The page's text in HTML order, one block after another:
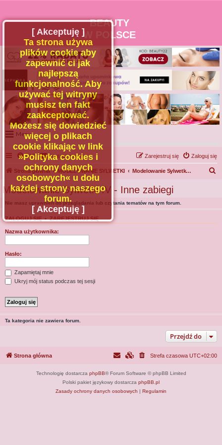
BEAUTY
W POLSCE
Menu
Portal
Facebook
Regulamin
Zapytaj administratora
Kontakt
FAQ Kontakt z nami Zaloguj się
Zarejestruj się
Strona główna MODELOWANIE SYLWETKI Modelowanie Sylwetki IV - Inne zabiegi
Modelowanie Sylwetki IV - Inne zabiegi
Nie masz uprawnień do przeglądania lub czytania tematów na tym forum.
ZALOGUJ SIĘ•ZAREJESTRUJ SIĘ
Nazwa użytkownika:
Hasło:
Zapamiętaj mnie
Ukryj mój status podczas tej sesji
Ta kategoria nie zawiera forum.
Przejdź do
[ Akceptuję ]
Ta strona używa
plików cookie aby
zapewnić ci jak
najlepszą
funkcjonalność. Aby
używać tej witryny
musisz ten fakt
zaakceptować.
Możesz się dowiedzieć
więcej o plikach
cookie klikając w link
»Polityka cookies i
ochrony danych
osobowych« u dołu
każdej strony naszego
forum.
[ Akceptuję ]
Strona główna Strefa czasowa UTC+02:00
Technologię dostarcza phpBB® Forum Software © phpBB Limited
Polski pakiet językowy dostarcza phpBB.pl
Zasady ochrony danych osobowych | Regulamin